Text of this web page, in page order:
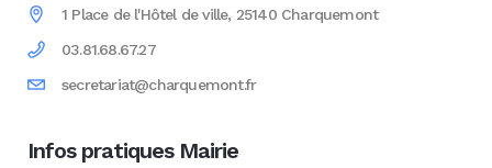
1 Place de l'Hôtel de ville, 25140 Charquemont
03.81.68.67.27
secretariat@charquemont.fr
Infos pratiques Mairie